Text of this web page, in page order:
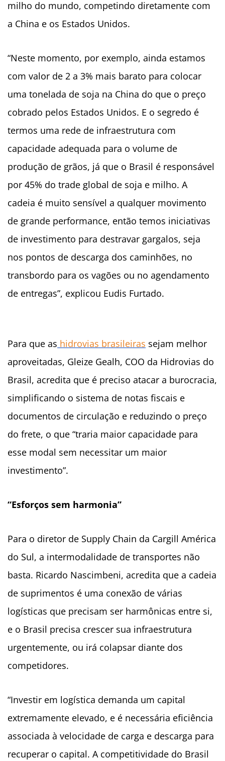
milho do mundo, competindo diretamente com
a China e os Estados Unidos.
“Neste momento, por exemplo, ainda estamos
com valor de 2 a 3% mais barato para colocar
uma tonelada de soja na China do que o preço
cobrado pelos Estados Unidos. E o segredo é
termos uma rede de infraestrutura com
capacidade adequada para o volume de
produção de grãos, já que o Brasil é responsável
por 45% do trade global de soja e milho. A
cadeia é muito sensível a qualquer movimento
de grande performance, então temos iniciativas
de investimento para destravar gargalos, seja
nos pontos de descarga dos caminhões, no
transbordo para os vagões ou no agendamento
de entregas”, explicou Eudis Furtado.
Para que as hidrovias brasileiras sejam melhor
aproveitadas, Gleize Gealh, COO da Hidrovias do
Brasil, acredita que é preciso atacar a burocracia,
simplificando o sistema de notas fiscais e
documentos de circulação e reduzindo o preço
do frete, o que “traria maior capacidade para
esse modal sem necessitar um maior
investimento”.
“Esforços sem harmonia”
Para o diretor de Supply Chain da Cargill América
do Sul, a intermodalidade de transportes não
basta. Ricardo Nascimbeni, acredita que a cadeia
de suprimentos é uma conexão de várias
logísticas que precisam ser harmônicas entre si,
e o Brasil precisa crescer sua infraestrutura
urgentemente, ou irá colapsar diante dos
competidores.
“Investir em logística demanda um capital
extremamente elevado, e é necessária eficiência
associada à velocidade de carga e descarga para
recuperar o capital. A competitividade do Brasil